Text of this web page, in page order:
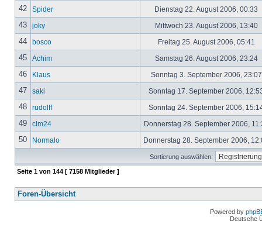
42 Spider Dienstag 22. August 2006, 00:33
43 joky Mittwoch 23. August 2006, 13:40
44 bosco Freitag 25. August 2006, 05:41
45 Achim Samstag 26. August 2006, 23:24
46 Klaus Sonntag 3. September 2006,
47 saki Sonntag 17. September 2006,
48 rudolff Sonntag 24. September 2006,
49 clm24 Donnerstag 28. September 2006,
50 Normalo Donnerstag 28. September 2006,
Sortierung auswählen:
Seite 1 von 144 [ 7158 Mitglieder ]
Foren-Übersicht
Powered by
Deutsche